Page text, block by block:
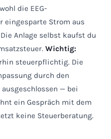
die EEG-
eingesparte Strom aus
Anlage selbst kaufst du
Wichtig:
steuerpflichtig. Die
durch den
— bei
ein Gespräch mit dem
keine Steuerberatung.